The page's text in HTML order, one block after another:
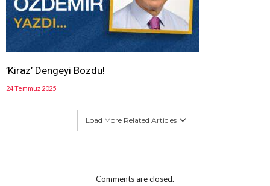
’Kiraz’ Dengeyi Bozdu!
24 Temmuz 2025
Load More Related Articles
Comments are closed.